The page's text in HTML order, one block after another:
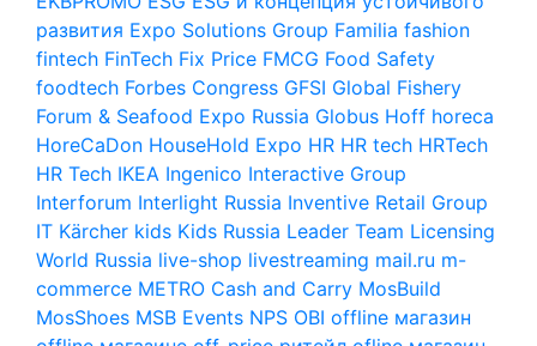
развития Expo Solutions Group Familia fashion
fintech FinTech Fix Price FMCG Food Safety
foodtech Forbes Congress GFSI Global Fishery
Forum & Seafood Expo Russia Globus Hoff horeca
HoreCaDon HouseHold Expo HR HR tech HRTech
HR Tech IKEA Ingenico Interactive Group
Interforum Interlight Russia Inventive Retail Group
IT Kärcher kids Kids Russia Leader Team Licensing
World Russia live-shop livestreaming mail.ru m-
commerce METRO Cash and Carry MosBuild
MosShoes MSB Events NPS OBI offline магазин